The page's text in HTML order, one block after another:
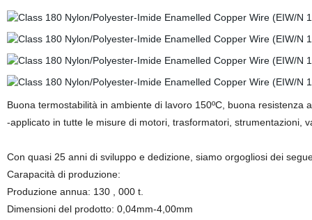
Buona termostabilità in ambiente di lavoro 150ºC, buona resistenza
-applicato in tutte le misure di motori, trasformatori, strumentazioni,
Con quasi 25 anni di sviluppo e dedizione, siamo orgogliosi dei
Carapacità di produzione:
Produzione annua: 130 , 000 t.
Dimensioni del prodotto: 0,04mm-4,00mm